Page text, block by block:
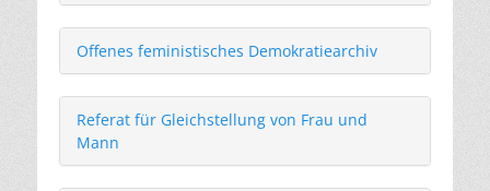
Offenes feministisches Demokratiearchiv
Referat für Gleichstellung von Frau und
Mann